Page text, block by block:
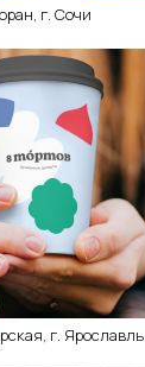
г. Сочи
г. Ярославль